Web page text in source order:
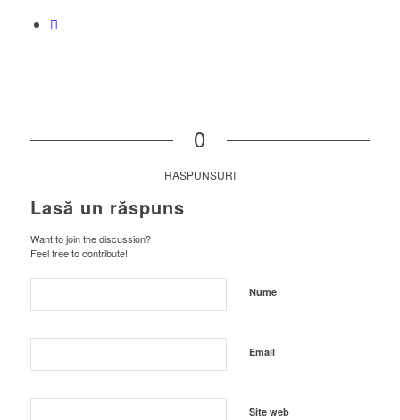
0
RASPUNSURI
Lasă un răspuns
Want to join the discussion?
Feel free to contribute!
Nume
Email
Site web